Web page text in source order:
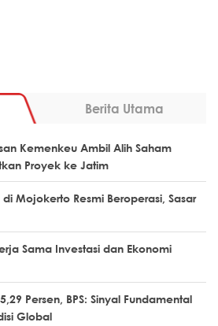
Berita Utama
Kemenkeu Ambil Alih Saham
Proyek ke Jatim
Mojokerto Resmi Beroperasi, Sasar
Sama Investasi dan Ekonomi
Persen, BPS: Sinyal Fundamental
Global